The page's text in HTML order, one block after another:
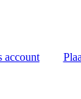
account